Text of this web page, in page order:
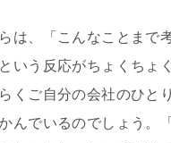
は、「こんなことまで
いう反応がちょくちょ
くご自分の会社のひと
んでいるのでしょう。